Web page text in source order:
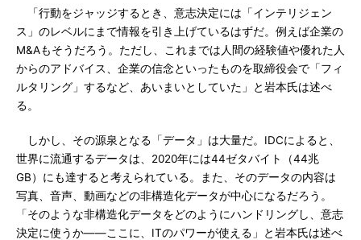
「行動をジャッジするとき、意志決定には「インテリジェン
ス」のレベルにまで情報を引き上げているはずだ。例えば企業の
M&Aもそうだろう。ただし、これまでは人間の経験値や優れた人
からのアドバイス、企業の信念といったものを取締役会で「フィ
ルタリング」するなど、あいまいとしていた」と岩本氏は述べ
る。
しかし、その源泉となる「データ」は大量だ。IDCによると、
世界に流通するデータは、2020年には44ゼタバイト（44兆
GB）にも達すると考えられている。また、そのデータの内容は
写真、音声、動画などの非構造化データが中心になるだろう。
「そのような非構造化データをどのようにハンドリングし、意志
決定に使うか――ここに、ITのパワーが使える」と岩本氏は述べ